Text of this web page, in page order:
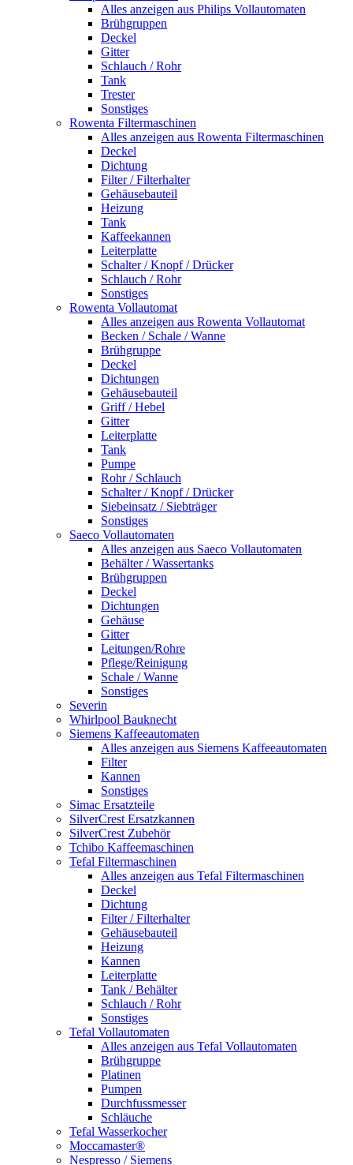
Alles anzeigen aus Philips Vollautomaten
Brühgruppen
Deckel
Gitter
Schlauch / Rohr
Tank
Trester
Sonstiges
Rowenta Filtermaschinen
Alles anzeigen aus Rowenta Filtermaschinen
Deckel
Dichtung
Filter / Filterhalter
Gehäusebauteil
Heizung
Tank
Kaffeekannen
Leiterplatte
Schalter / Knopf / Drücker
Schlauch / Rohr
Sonstiges
Rowenta Vollautomat
Alles anzeigen aus Rowenta Vollautomat
Becken / Schale / Wanne
Brühgruppe
Deckel
Dichtungen
Gehäusebauteil
Griff / Hebel
Gitter
Leiterplatte
Tank
Pumpe
Rohr / Schlauch
Schalter / Knopf / Drücker
Siebeinsatz / Siebträger
Sonstiges
Saeco Vollautomaten
Alles anzeigen aus Saeco Vollautomaten
Behälter / Wassertanks
Brühgruppen
Deckel
Dichtungen
Gehäuse
Gitter
Leitungen/Rohre
Pflege/Reinigung
Schale / Wanne
Sonstiges
Severin
Whirlpool Bauknecht
Siemens Kaffeeautomaten
Alles anzeigen aus Siemens Kaffeeautomaten
Filter
Kannen
Sonstiges
Simac Ersatzteile
SilverCrest Ersatzkannen
SilverCrest Zubehör
Tchibo Kaffeemaschinen
Tefal Filtermaschinen
Alles anzeigen aus Tefal Filtermaschinen
Deckel
Dichtung
Filter / Filterhalter
Gehäusebauteil
Heizung
Kannen
Leiterplatte
Tank / Behälter
Schlauch / Rohr
Sonstiges
Tefal Vollautomaten
Alles anzeigen aus Tefal Vollautomaten
Brühgruppe
Platinen
Pumpen
Durchfussmesser
Schläuche
Tefal Wasserkocher
Moccamaster®
Nespresso / Siemens